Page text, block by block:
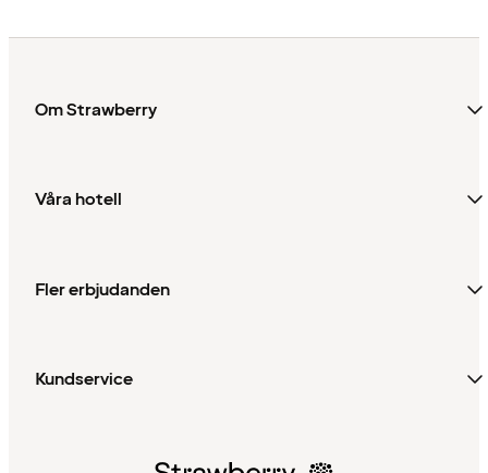
Om Strawberry
Våra hotell
Fler erbjudanden
Kundservice